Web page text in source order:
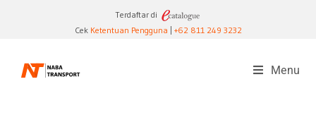
Terdaftar di
CekKetentuan Pengguna +62 811 249 3232
Menu